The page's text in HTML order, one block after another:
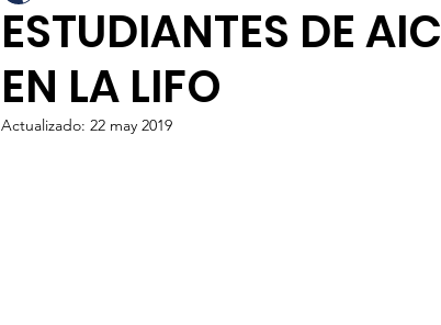
ESTUDIANTES DE
EN LA LIFO
Actualizado: 22 may 2019